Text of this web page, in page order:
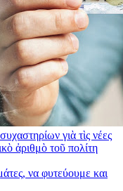
γιὰ τὶς νέες
ἀριθμὸ τοῦ πολίτη